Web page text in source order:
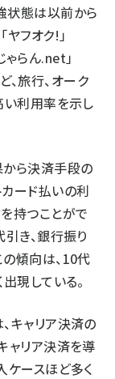
状態は以前から
フオク!」
ゃらん.net」
、旅行、オーク
い利用率を示し
から決済手段の
ード払いの利
持つことがで
き、銀行振り
傾向は、10代
現している。
キャリア決済の
ャリア決済を導
ケースほど多く